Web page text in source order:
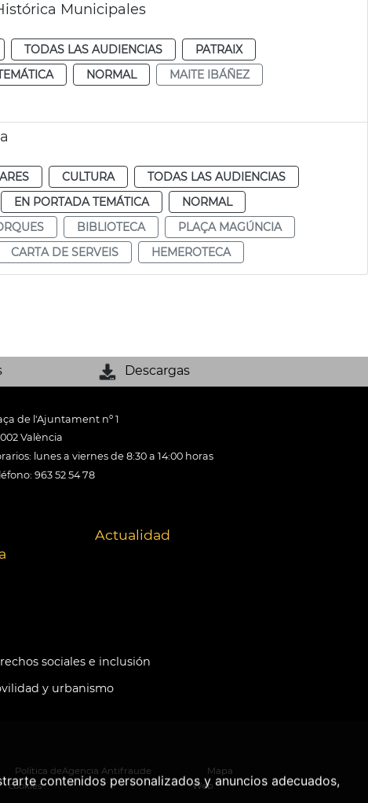
contenidos personalizados y anuncios adecuados,
Municipales
TODAS LAS AUDIENCIAS
PATRAIX
NORMAL
MAITE IBÁÑEZ
CULTURA
TODAS LAS AUDIENCIAS
EN PORTADA TEMÁTICA
NORMAL
BIBLIOTECA
PLAÇA MAGÚNCIA
CARTA DE SERVEIS HEMEROTECA
Descargas
de l'Ajuntament nº 1
València
lunes a viernes de 8:30 a 14:00 horas
963 52 54 78
Actualidad
sociales e inclusión
y urbanismo
Política de
cookies
Agencia Antifraude
Mapa
Web